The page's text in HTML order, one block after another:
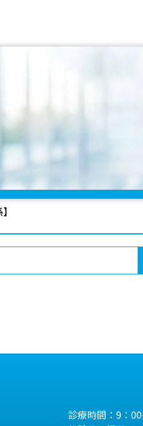
診療時間：9：